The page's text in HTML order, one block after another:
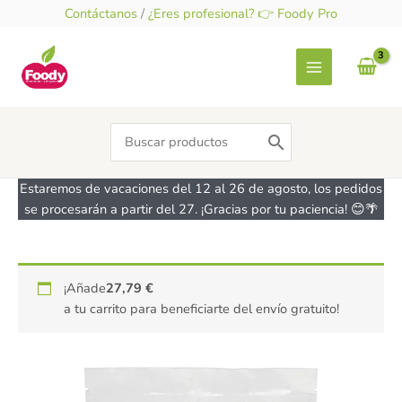
contenido
Contáctanos / ¿Eres profesional? 👉 Foody Pro
Search
for:
Estaremos de vacaciones del 12 al 26 de agosto, los pedidos
se procesarán a partir del 27. ¡Gracias por tu paciencia! 😊🌴
¡Añade27,79€
a tu carrito para beneficiarte del envío gratuito!
Té
Verde
Matcha